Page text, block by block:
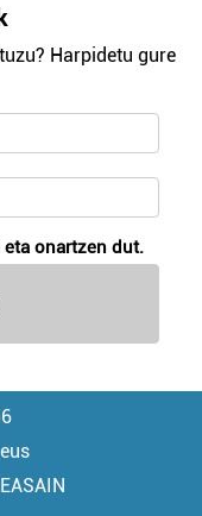
Harpidetu gure
eta onartzen dut.